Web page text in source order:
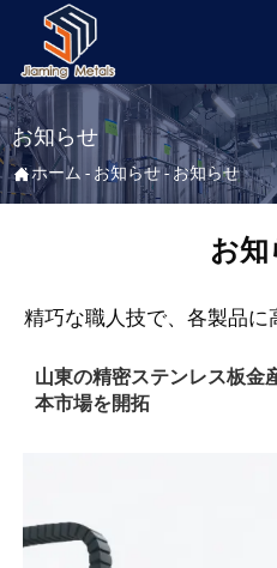
お知らせ
ホーム - お知らせ - お知らせ
お
精巧な職人技で、各製品
山東の精密ステンレス板金
本市場を開拓